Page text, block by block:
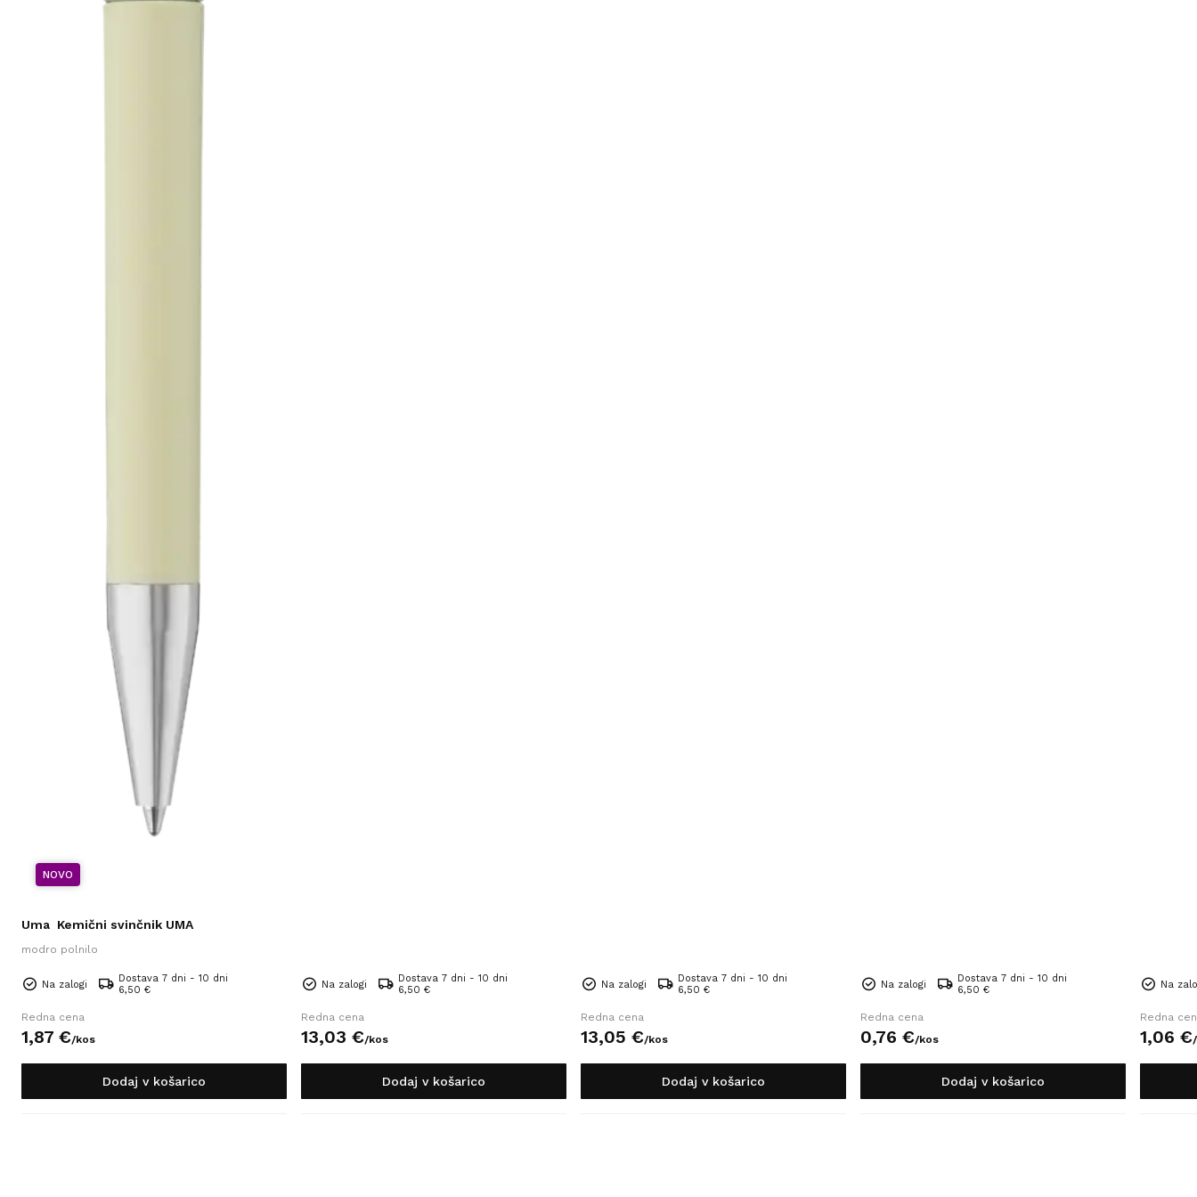
NOVO
Uma Kemični svinčnik UMA
modro polnilo
Na zalogi
Dostava 7 dni - 10 dni
6,50 €
Redna cena
1,87 €/kos
Dodaj v košarico
Na zalogi
Dostava 7 dni - 10 dni
6,50 €
Redna cena
13,03 €/kos
Dodaj v košarico
Na zalogi
Dostava 7 dni - 10 dni
6,50 €
Redna cena
13,05 €/kos
Dodaj v košarico
Na zalogi
Dostava 7 dni - 10 dni
6,50 €
Redna cena
0,76 €/kos
Dodaj v košarico
Na
Redna
1,06 €/